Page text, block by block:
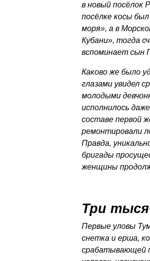
в новый посёлок
посёлке косы
моря», а в
Кубани», тогда
вспоминает сын
Каково же было
глазами увидел
молодыми
исполнилось
составе первой
ремонтировали
Правда,
бригады
женщины
Три
Первые уловы
снетка и ерша,
срабатывающей